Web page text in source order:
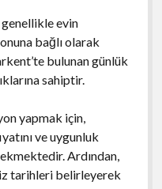
evin
bağlı olarak
bulunan günlük
sahiptir.
yapmak için,
ve uygunluk
Ardından,
tarihleri belirleyerek